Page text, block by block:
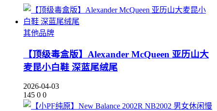
其他品牌
【顶级毒盒版】Alexander McQueen 亚历山大
麦昆小白鞋 深蓝尾绒尾
2026-04-03
145 0 0